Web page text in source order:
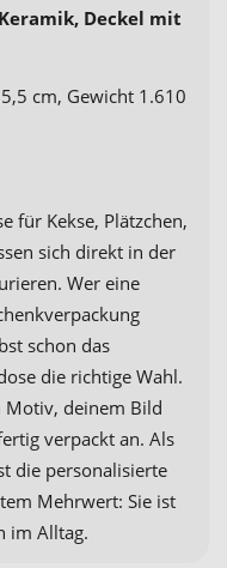
Deckel mit
cm, Gewicht 1.610
für Kekse, Plätzchen,
sich direkt in der
Wer eine
schon das
die richtige Wahl.
deinem Bild
verpackt an. Als
die personalisierte
Mehrwert: Sie ist
im Alltag.